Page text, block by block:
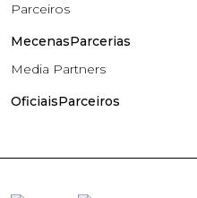
Parceiros
MecenasParcerias
Media Partners
OficiaisParceiros